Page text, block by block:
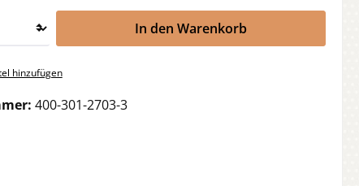
In den Warenkorb
hinzufügen
400-301-2703-3